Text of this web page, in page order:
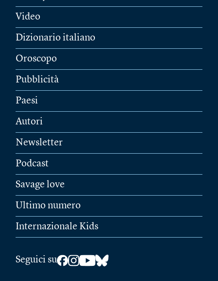
Video
Dizionario italiano
Oroscopo
Pubblicità
Paesi
Autori
Newsletter
Podcast
Savage love
Ultimo numero
Internazionale Kids
Seguici su